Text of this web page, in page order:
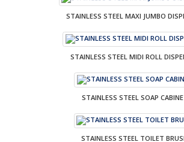
STAINLESS STEEL MAXI JUMBO
STAINLESS STEEL MIDI ROLL
STAINLESS STEEL SOAP
STAINLESS STEEL TOILET